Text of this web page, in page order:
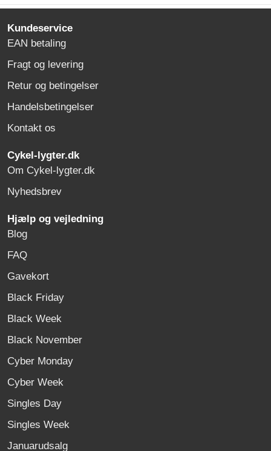
Kundeservice
EAN betaling
Fragt og levering
Retur og betingelser
Handelsbetingelser
Kontakt os
Cykel-lygter.dk
Om Cykel-lygter.dk
Nyhedsbrev
Hjælp og vejledning
Blog
FAQ
Gavekort
Black Friday
Black Week
Black November
Cyber Monday
Cyber Week
Singles Day
Singles Week
Januarudsalg